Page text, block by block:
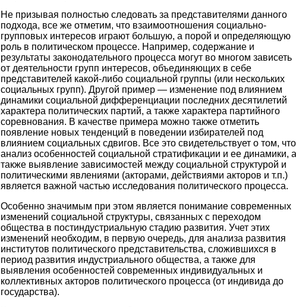
Не призывая полностью следовать за представителями данного
подхода, все же отметим, что взаимоотношения социально-
групповых интересов играют большую, а порой и определяющую
роль в политическом процессе. Например, содержание и
результаты законодательного процесса могут во многом зависеть
от деятельности групп интересов, объединяющих в себе
представителей какой-либо социальной группы (или нескольких
социальных групп). Другой пример — изменение под влиянием
динамики социальной дифференциации последних десятилетий
характера политических партий, а также характера партийного
соревнования. В качестве примера можно также отметить
появление новых тенденций в поведении избирателей под
влиянием социальных сдвигов. Все это свидетельствует о том, что
анализ особенностей социальной стратификации и ее динамики, а
также выявление зависимостей между социальной структурой и
политическими явлениями (акторами, действиями акторов и т.п.)
является важной частью исследования политического процесса.
Особенно значимым при этом является понимание современных
изменений социальной структуры, связанных с переходом
общества в постиндустриальную стадию развития. Учет этих
изменений необходим, в первую очередь, для анализа развития
институтов политического представительства, сложившихся в
период развития индустриального общества, а также для
выявления особенностей современных индивидуальных и
коллективных акторов политического процесса (от индивида до
государства).